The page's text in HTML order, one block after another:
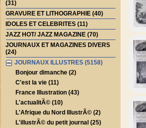
(31)
GRAVURE ET LITHOGRAPHIE (40)
IDOLES ET CELEBRITES (11)
JAZZ HOT/ JAZZ MAGAZINE (70)
JOURNAUX ET MAGAZINES DIVERS
(24)
JOURNAUX ILLUSTRES (5158)
Bonjour dimanche (2)
C'est la vie (11)
France Illustration (43)
L'actualitÃ© (10)
L'Afrique du Nord IllustrÃ© (2)
L'illustrÃ© du petit journal (25)